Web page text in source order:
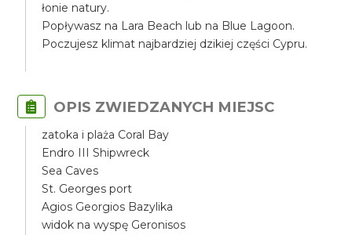
łonie natury.
Popływasz na Lara Beach lub na Blue Lagoon.
Poczujesz klimat najbardziej dzikiej części Cypru.
OPIS ZWIEDZANYCH MIEJSC
zatoka i plaża Coral Bay
Endro III Shipwreck
Sea Caves
St. Georges port
Agios Georgios Bazylika
widok na wyspę Geronisos